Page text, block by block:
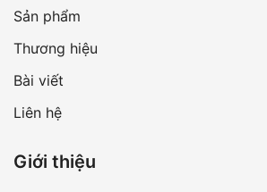
Sản phẩm
Thương hiệu
Bài viết
Liên hệ
Giới thiệu